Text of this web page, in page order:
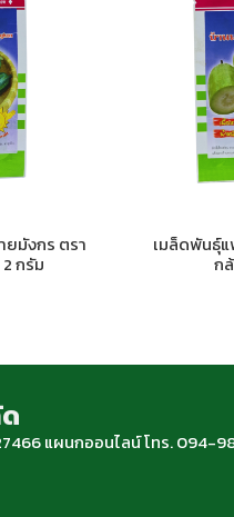
มังกร ตรา
กรัม
เมล็ดพันธ์ุ
ก
แผนกออนไลน์ โทร. 094-